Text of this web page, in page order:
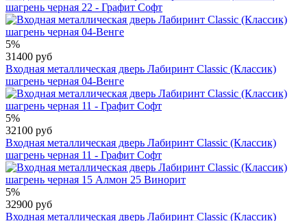
шагрень черная 22 - Графит Софт
5%
31400 руб
Входная металлическая дверь Лабиринт Classic (Классик)
шагрень черная 04-Венге
5%
32100 руб
Входная металлическая дверь Лабиринт Classic (Классик)
шагрень черная 11 - Графит Софт
5%
32900 руб
Входная металлическая дверь Лабиринт Classic (Классик)